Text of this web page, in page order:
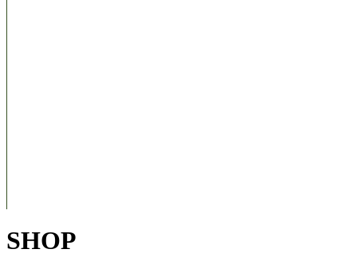
SHOP